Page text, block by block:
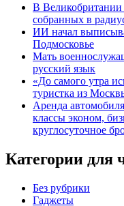
В Великобритании
собранных в
ИИ начал
Подмосковье
Мать
русский язык
«До самого утра
туристка из
Аренда
классы эконом,
круглосуточное
Категории для
Без рубрики
Гаджеты